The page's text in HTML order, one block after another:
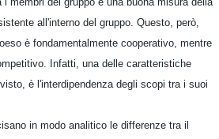
all'interno del gruppo. Questo, però,
è fondamentalmente cooperativo, mentre
Infatti, una delle caratteristiche
è l'interdipendenza degli scopi tra i suoi
in modo analitico le differenze tra il